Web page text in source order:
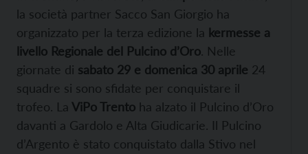
la società partner Sacco San Giorgio ha
organizzato per la terza edizione la kermesse a
livello Regionale del Pulcino d’Oro. Nelle
giornate di sabato 29 e domenica 30 aprile 24
squadre si sono sfidate per conquistare il
trofeo. La ViPo Trento ha alzato il Pulcino d’Oro
davanti a Gardolo e Alta Giudicarie. Il Pulcino
d’Argento è stato conquistato dalla Stivo nel